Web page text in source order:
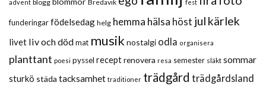
advent blogg Bredavik fest
funderingarfödelsedag helg hemma hälsa höst jul kärlek
livet liv och dödmat musik nostalgi odla organisera
planttant poesi pyssel receptrenovera resa semester släkt sommar
sturkö städa tacksamhet traditioner trädgård trädgårdsland